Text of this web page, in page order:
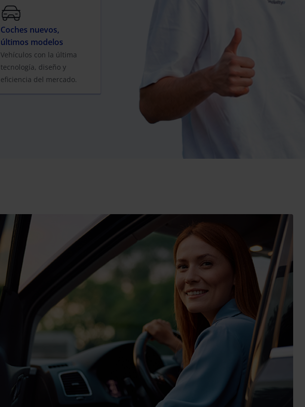
Coches nuevos,
últimos modelos
Vehículos con la última
tecnología, diseño y
eficiencia del mercado.